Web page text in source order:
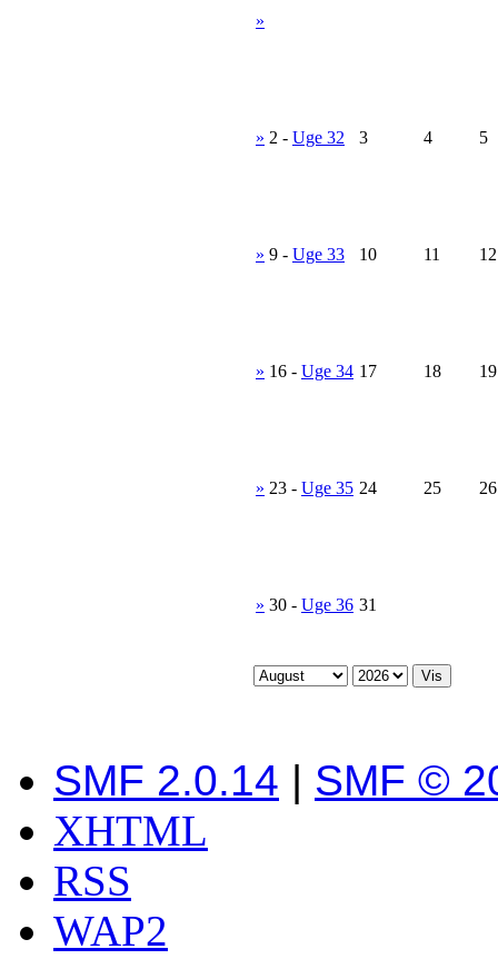
»
» 2 - Uge 32 3 4 5
» 9 - Uge 33 10 11 12
» 16 - Uge 34 17 18 19
» 23 - Uge 35 24 25 26
» 30 - Uge 36 31
SMF 2.0.14 | SMF ©
XHTML
RSS
WAP2